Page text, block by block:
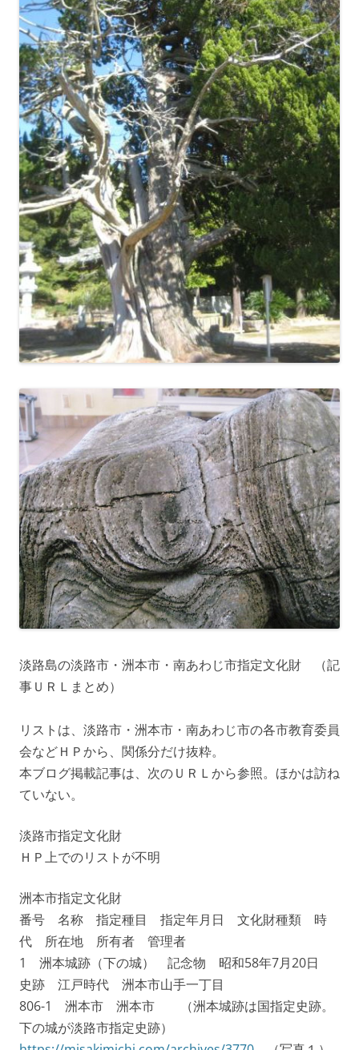
淡路島の淡路市・洲本市・南あわじ市指定文化財 （記
事ＵＲＬまとめ）
リストは、淡路市・洲本市・南あわじ市の各市教育委員
会などＨＰから、関係分だけ抜粋。
本ブログ掲載記事は、次のＵＲＬから参照。ほかは訪ね
ていない。
淡路市指定文化財
ＨＰ上でのリストが不明
洲本市指定文化財
番号 名称 指定種目 指定年月日 文化財種類 時
代 所在地 所有者 管理者
1 洲本城跡（下の城） 記念物 昭和58年7月20日
史跡 江戸時代 洲本市山手一丁目
806-1 洲本市 洲本市 （洲本城跡は国指定史跡。
下の城が淡路市指定史跡）